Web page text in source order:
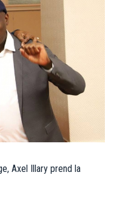
Axel Illary prend la